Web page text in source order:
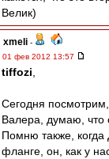
Велик)
xmeli -
01 фев 2012 13:57
tiffozi
Сегодня
Валера, думаю, что
Помню также, когда
фланге, он, как у